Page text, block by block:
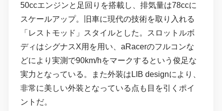
50ccエンジンと足回りを搭載し、排気量は78ccに
スケールアップ。旧車に現代の技術を取り入れる
「レストモッド」スタイルとした。スロットルボ
ディはシグナスX用を用い、aRacerのフルコンな
どにより実測で90km/hをマークするという俊足な
実力となっている。また外装はLIB designにより、
非常に美しい外装となっている点も目を引くポイ
ントだ。